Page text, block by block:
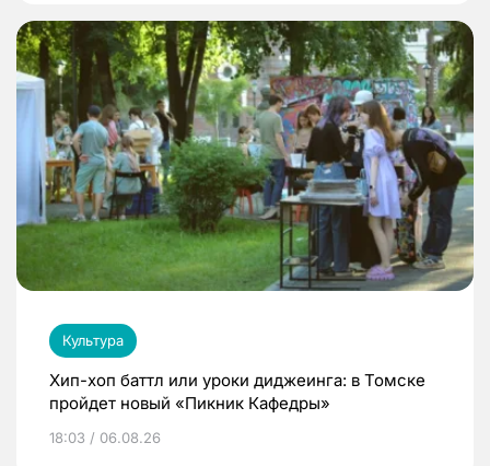
Культура
Хип-хоп баттл или уроки диджеинга: в Томске
пройдет новый «Пикник Кафедры»
18:03 / 06.08.26